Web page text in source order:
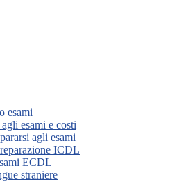
esami
esami e costi
agli esami
ICDL
ECDL
straniere